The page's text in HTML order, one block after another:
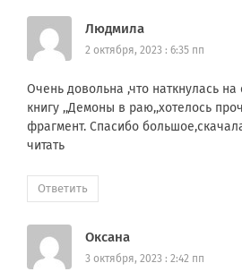
Людмила
2 октября, 2023 : 6:35 пп
Очень довольна ,что наткнулась на
книгу ,,Демоны в раю,,хотелось
фрагмент. Спасибо
читать
Ответить
Оксана
3 октября, 2023 : 2:42 пп